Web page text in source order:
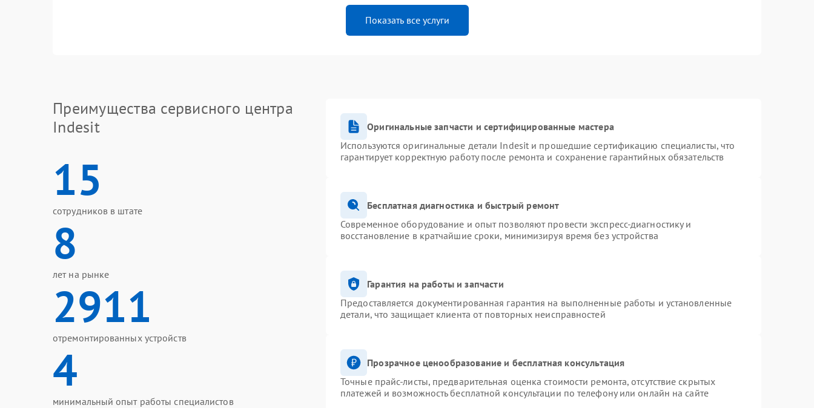
Показать все услуги
Преимущества сервисного центра
Indesit
15
сотрудников в штате
8
лет на рынке
2911
отремонтированных устройств
4
минимальный опыт работы специалистов
Оригинальные запчасти и сертифицированные мастера
Используются оригинальные детали Indesit и прошедшие сертификацию специалисты, что
гарантирует корректную работу после ремонта и сохранение гарантийных обязательств
Бесплатная диагностика и быстрый ремонт
Современное оборудование и опыт позволяют провести экспресс-диагностику и
восстановление в кратчайшие сроки, минимизируя время без устройства
Гарантия на работы и запчасти
Предоставляется документированная гарантия на выполненные работы и установленные
детали, что защищает клиента от повторных неисправностей
Прозрачное ценообразование и бесплатная консультация
Точные прайс-листы, предварительная оценка стоимости ремонта, отсутствие скрытых
платежей и возможность бесплатной консультации по телефону или онлайн на сайте